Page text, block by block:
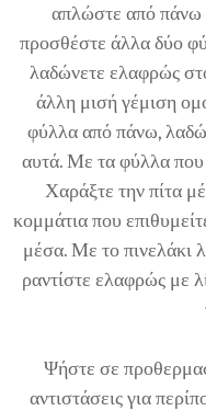
απλώστε από πάνω
προσθέστε άλλα δύο
λαδώνετε ελαφρώς
άλλη μισή γέμιση
φύλλα από πάνω,
αυτά. Με τα φύλλα που
Χαράξτε την πίτα
κομμάτια που
μέσα. Με το πινελάκι
ραντίστε ελαφρώς με
Ψήστε σε
αντιστάσεις για